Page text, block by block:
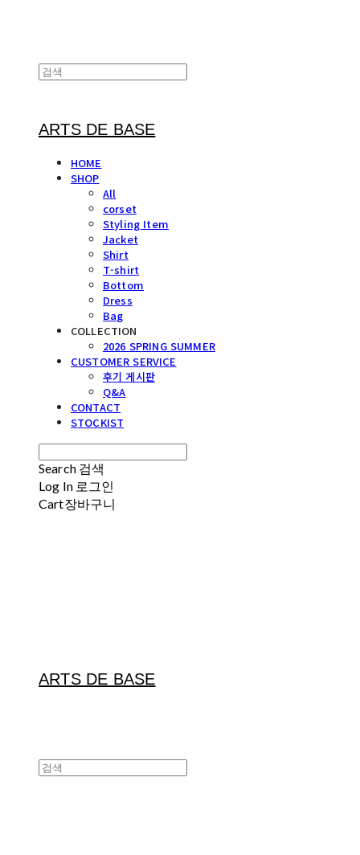
ARTS DE BASE
HOME
SHOP
All
corset
Styling Item
Jacket
Shirt
T-shirt
Bottom
Dress
Bag
COLLECTION
2026 SPRING SUMMER
CUSTOMER SERVICE
후기 게시판
Q&A
CONTACT
STOCKIST
Search 검색
Log In 로그인
Cart장바구니
ARTS DE BASE